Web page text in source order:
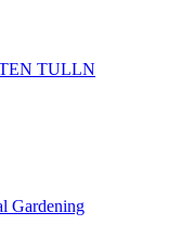
TULLN
Gardening